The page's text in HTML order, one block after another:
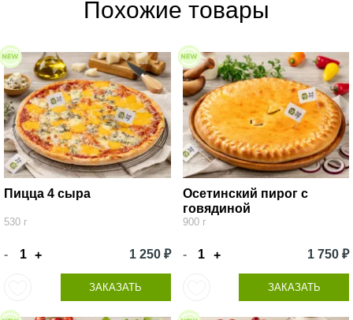
Похожие товары
Пицца 4 сыра
530 г
- + 1 250 ₽
ЗАКАЗАТЬ
Осетинский пирог с
говядиной
900 г
- + 1 750 ₽
ЗАКАЗАТЬ